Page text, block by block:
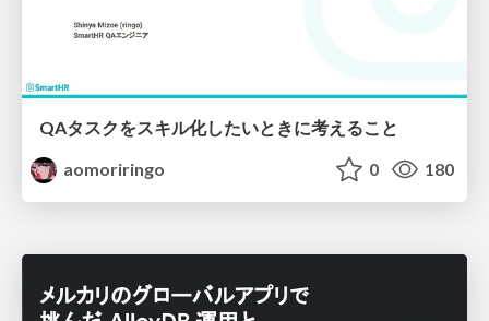
QAタスクをスキル化したいときに考えること
aomoriringo
0 180